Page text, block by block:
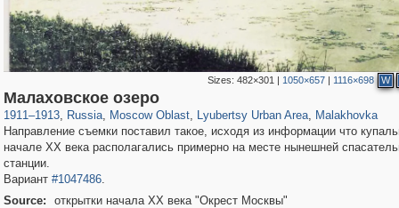
Sizes:482×301 | 1050×657 | 1116×698 W
Малаховское озеро
1911–1913, Russia
1,406,514
, Moscow Oblast
96,374 1,691
, Lyubertsy Urban Area, Malakhovka
Направление съемки поставил такое, исходя из информации что
начале XX века располагались примерно на месте нынешней
станции.
Вариант #1047486.
Source:
открытки начала XX века "Окрест Москвы"